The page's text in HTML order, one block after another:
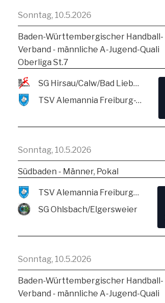
Sonntag, 10.5.2026
Baden-Württembergischer Handball-
Verband - männliche A-Jugend-Quali
Oberliga St.7
SG Hirsau/Calw/Bad Liebenzell
TSV Alemannia Freiburg-Zähringen
Sonntag, 10.5.2026
Südbaden - Männer, Pokal
TSV Alemannia Freiburg-Zähringen
SG Ohlsbach/Elgersweier
Sonntag, 10.5.2026
Baden-Württembergischer Handball-
Verband - männliche A-Jugend-Quali